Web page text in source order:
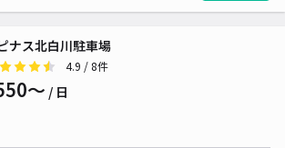
ナス北白川駐車場
4.9 / 8件
〜 / 日